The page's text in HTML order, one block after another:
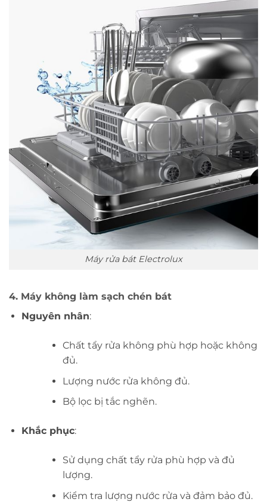
Máy rửa bát Electrolux
4. Máy không làm sạch chén bát
Nguyên nhân:
Chất tẩy rửa không phù hợp hoặc không
đủ.
Lượng nước rửa không đủ.
Bộ lọc bị tắc nghẽn.
Khắc phục:
Sử dụng chất tẩy rửa phù hợp và đủ
lượng.
Kiểm tra lượng nước rửa và đảm bảo đủ.